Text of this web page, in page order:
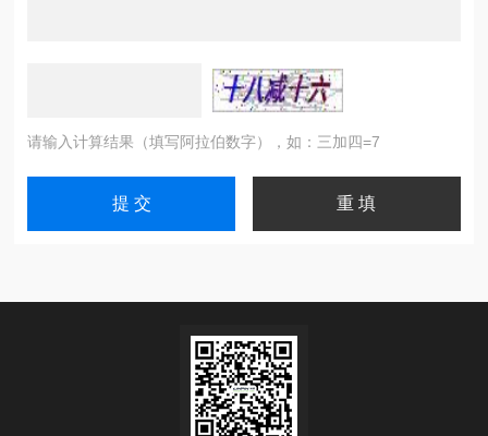
请输入计算结果（填写阿拉伯数字），如：三加四=7